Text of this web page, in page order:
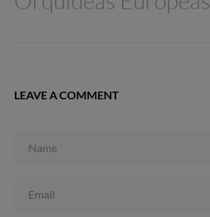
LEAVE A COMMENT